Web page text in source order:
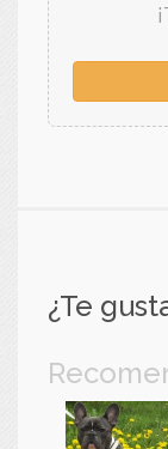
¿Te